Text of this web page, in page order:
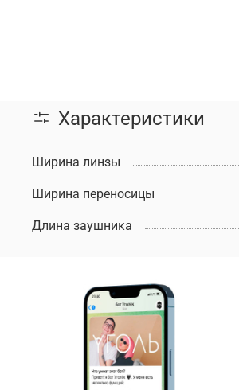
Характеристики
Ширина линзы
Ширина переносицы
Длина заушника